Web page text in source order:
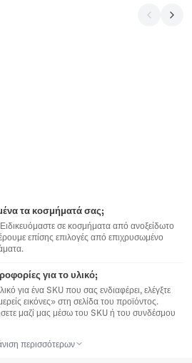
τα κοσμήματά σας;
σε κοσμήματα από ανοξείδωτο
επίσης επιλογές από επιχρυσωμένο
για το υλικό;
για ένα SKU που σας ενδιαφέρει, ελέγξτε
εικόνες» στη σελίδα του προϊόντος.
μαζί μας μέσω του SKU ή του συνδέσμου
περισσότερων